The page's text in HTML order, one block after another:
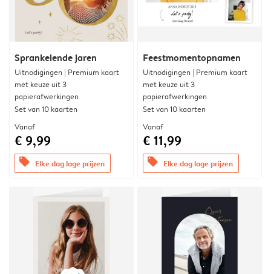
Sprankelende jaren
Uitnodigingen | Premium kaart
met keuze uit 3
papierafwerkingen
Set van 10 kaarten
Vanaf
€ 9,99
offers Elke dag lage prijzen
Feestmomentopnamen
Uitnodigingen | Premium kaart
met keuze uit 3
papierafwerkingen
Set van 10 kaarten
Vanaf
€ 11,99
offers Elke dag lage prijzen